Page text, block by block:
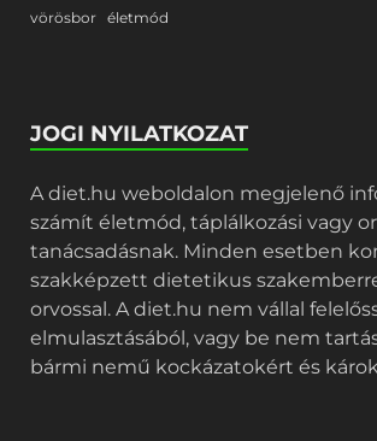
vörösbor életmód
JOGI NYILATKOZAT
A diet.hu weboldalon megjelenő
számít életmód, táplálkozási vagy
tanácsadásnak. Minden esetben
szakképzett dietetikus
orvossal. A diet.hu nem vállal
elmulasztásából, vagy be nem
bármi nemű kockázatokért és